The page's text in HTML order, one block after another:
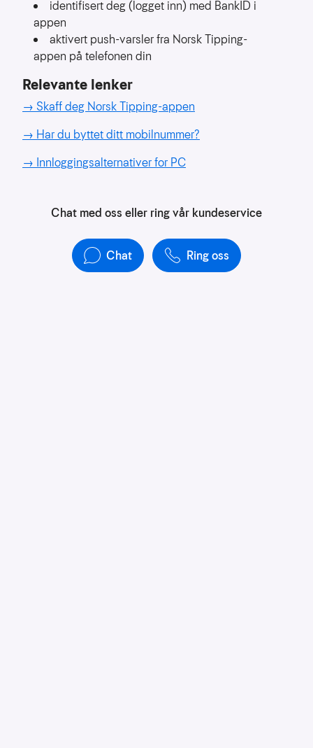
identifisert deg (logget inn) med BankID i
appen
aktivert push-varsler fra Norsk Tipping-
appen på telefonen din
Relevante lenker
→ Skaff deg Norsk Tipping-appen
→ Har du byttet ditt mobilnummer?
→ Innloggingsalternativer for PC
Chat med oss eller ring vår kundeservice
Chat Ring oss